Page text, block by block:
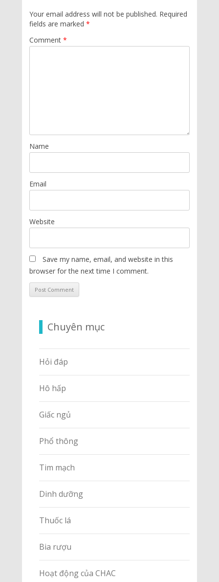
Your email address will not be published. Required
fields are marked *
Comment *
Name
Email
Website
Save my name, email, and website in this
browser for the next time I comment.
Chuyên mục
Hỏi đáp
Hô hấp
Giấc ngủ
Phổ thông
Tim mạch
Dinh dưỡng
Thuốc lá
Bia rượu
Hoạt động của CHAC